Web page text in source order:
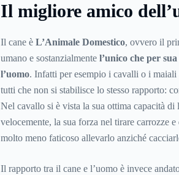
Il migliore amico
Il cane è L’Animale Domestico, ovvero il
umano e sostanzialmente l’unico che per
l’uomo. Infatti per esempio i cavalli o i
tutti che non si stabilisce lo stesso rapporto:
Nel cavallo si è vista la sua ottima capacità di
velocemente, la sua forza nel tirare carrozze
molto meno faticoso allevarlo anziché
Il rapporto tra il cane e l’uomo è invece